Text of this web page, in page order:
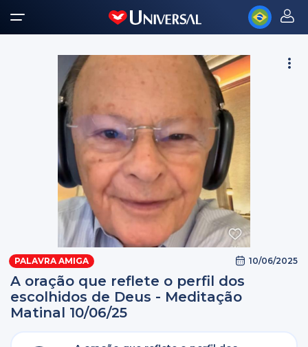
PALAVRA AMIGA 10/06/2025
A oração que reflete o perfil dos
escolhidos de Deus - Meditação
Matinal 10/06/25